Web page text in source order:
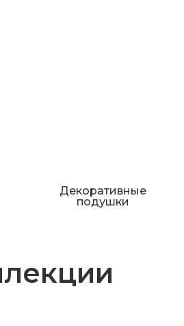
Декоративные
подушки